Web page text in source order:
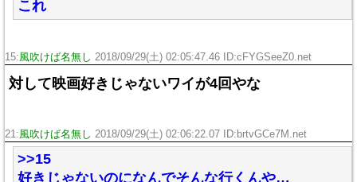
これ
15:風吹けば名無し 2018/09/29(土) 02:05:47.46 ID:cFYGSeeZ0.net
対して映画好きじゃないワイが4回やな
21:風吹けば名無し 2018/09/29(土) 02:06:22.07 ID:brtvGCe7M.net
>>15
好きじゃないのになんでそんな行くんや…